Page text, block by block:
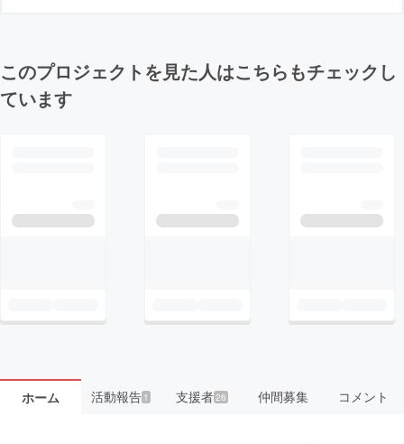
このプロジェクトを見た人はこちらもチェックし
ています
ホーム 活動報告1 支援者 26 仲間募集 コメント